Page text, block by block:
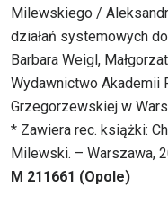
Milewskiego /
działań systemowych
Barbara Weigl,
Wydawnictwo Akademii
Grzegorzewskiej w
* Zawiera rec. książki:
Milewski. – Warszawa,
M 211661 (Opole)